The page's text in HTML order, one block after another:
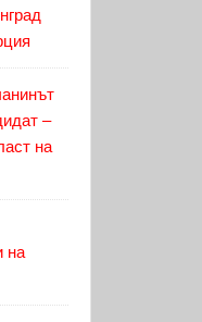
–
на
на